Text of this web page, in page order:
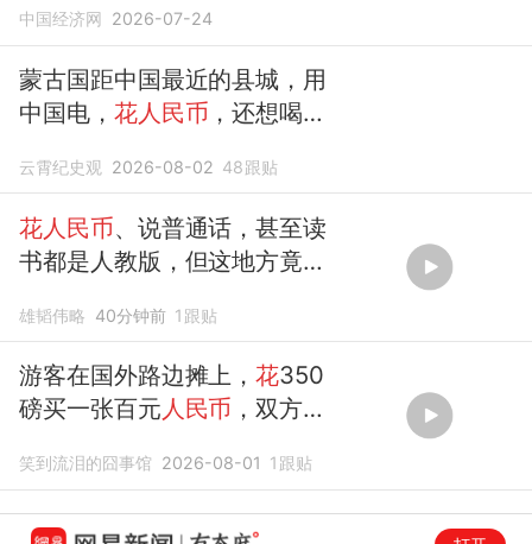
中国经济网 2026-07-24
蒙古国距中国最近的县城，用
中国电， 花人民币 ，还想喝咱
云霄纪史观 2026-08-02 48跟贴
花人民币、说普通话，甚至读
书都是人教版，但这地方竟不
雄韬伟略 40分钟前 1 跟贴
游客在国外路边摊上，花350
磅买一张百元人民币 ，双方都
笑到流泪的囧事馆 2026-08-01 1 跟贴